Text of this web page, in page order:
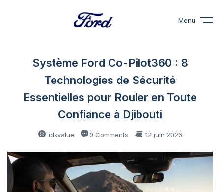
Menu
Système Ford Co-Pilot360 : 8
Technologies de Sécurité
Essentielles pour Rouler en Toute
Confiance à Djibouti
idsvalue 0 Comments 12 juin 2026